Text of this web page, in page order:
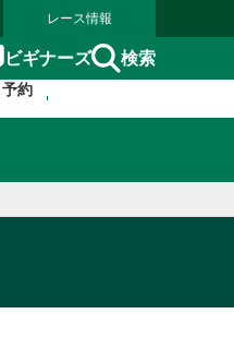
レース情報
ビギナーズ 検索
約